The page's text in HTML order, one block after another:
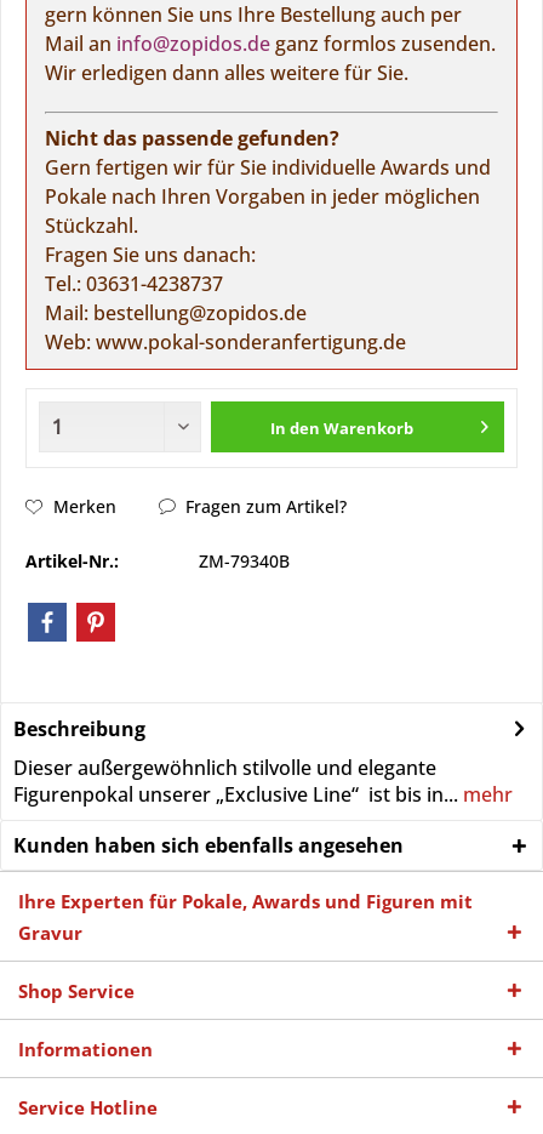
gern können Sie uns Ihre Bestellung auch per
Mail an info@zopidos.deganz formlos zusenden.
Wir erledigen dann alles weitere für Sie.
Nicht das passende gefunden?
Gern fertigen wir für Sie individuelle Awards und
Pokale nach Ihren Vorgaben in jeder möglichen
Stückzahl.
Fragen Sie uns danach:
Tel.:03631-4238737
Mail: bestellung@zopidos.de
Web:www.pokal-sonderanfertigung.de
In den Warenkorb
Merken Fragen zum Artikel?
Artikel-Nr.: ZM-79340B
Beschreibung
Dieser außergewöhnlich stilvolle und elegante
Figurenpokal unserer „Exclusive Line“ ist bis in... mehr
Kunden haben sich ebenfalls angesehen
Ihre Experten für Pokale, Awards und Figuren mit
Gravur
Shop Service
Informationen
Service Hotline